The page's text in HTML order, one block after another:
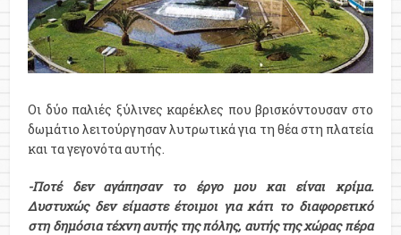
Οι δύο παλιές ξύλινες καρέκλες που βρισκόντουσαν στο
δωμάτιο λειτούργησαν λυτρωτικά για τη θέα στη πλατεία
και τα γεγονότα αυτής.
-Ποτέ δεν αγάπησαν το έργο μου και είναι κρίμα.
Δυστυχώς δεν είμαστε έτοιμοι για κάτι το διαφορετικό
στη δημόσια τέχνη αυτής της πόλης, αυτής της χώρας πέρα